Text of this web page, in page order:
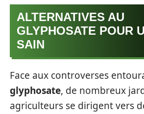
ALTERNATIVES AU
GLYPHOSATE POUR
SAIN
Face aux controverses
glyphosate, de nombreux
agriculteurs se dirigent vers